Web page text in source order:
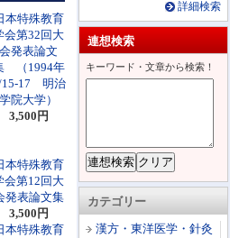
詳細検索
連想検索
キーワード・文章から検索！
カテゴリー
漢方・東洋医学・針灸
本特殊教育
会第32回大
会発表論文
（1994年
15-17 明治
学院大学）
3,500円
本特殊教育
会第12回大
発表論文集
3,500円
本特殊教育